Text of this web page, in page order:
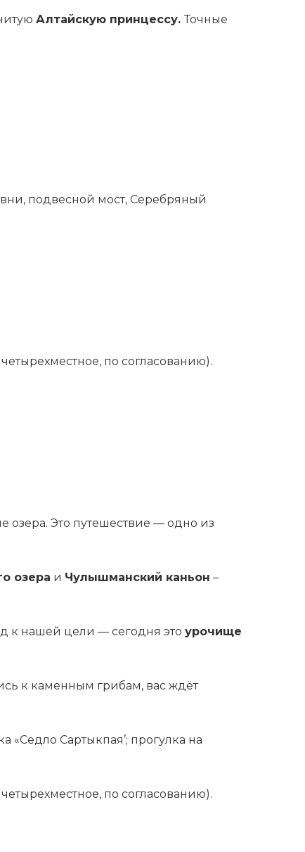
Алтайскую принцессу. Точные
подвесной мост, Серебряный
по согласованию).
озера. Это путешествие — одно из
озера и Чулышманский каньон –
к нашей цели — сегодня это урочище
к каменным грибам, вас ждёт
Сартыкпая’; прогулка на
по согласованию).